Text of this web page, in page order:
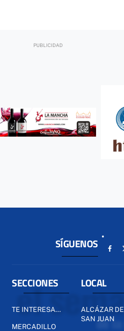
SÍGUENOS
SECCIONES
TE INTERESA...
MERCADILLO
LOCAL
ALCÁZAR DE
SAN JUAN